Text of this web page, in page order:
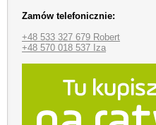
Zamów telefonicznie:
+48 533 327 679 Robert
+48 570 018 537 Iza